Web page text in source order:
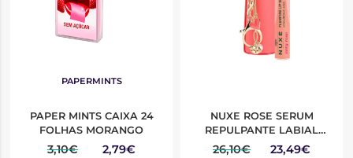
PAPERMINTS
PAPER MINTS CAIXA 24
FOLHAS MORANGO
3,10€ 2,79€
NUXE ROSE SERUM
REPULPANTE LABIAL
COM BOLSA
26,10€ 23,49€